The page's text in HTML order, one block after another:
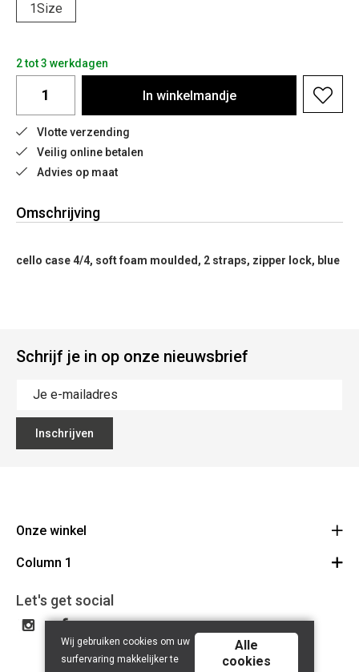
1Size
2 tot 3 werkdagen
In winkelmandje
Vlotte verzending
Veilig online betalen
Advies op maat
Omschrijving
cello case 4/4, soft foam moulded, 2 straps, zipper lock, blue
Schrijf je in op onze nieuwsbrief
Inschrijven
Onze winkel
Mallebergplaats 13 - 8000 Brugge
050/33 25 75
BE 0648.822.409
Column 1
Cadeaubon
Let's get social
Wij gebruiken cookies om uw
surfervaring makkelijker te
Alle
cookies